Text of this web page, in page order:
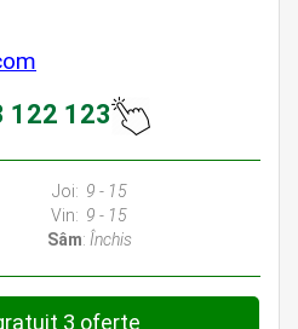
122 123
Joi: 9 - 15
Vin: 9 - 15
Sâm: Închis
3 oferte